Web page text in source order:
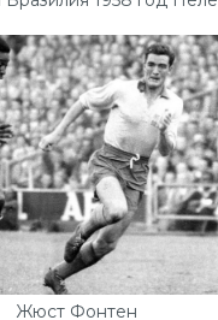
Жюст Фонтен